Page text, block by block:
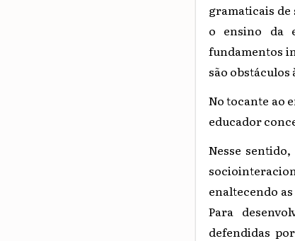
gramaticais
o ensino da
fundamentos
são
No tocante ao
educador
Nesse
enaltecendo
Para
defendidas